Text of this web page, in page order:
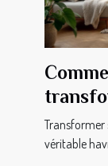
havre
Transformer
véritable